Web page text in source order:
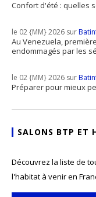
Confort d'été : quelles
le 02 {MM} 2026 sur
Au Venezuela,
endommagés par les
le 02 {MM} 2026 sur
Préparer pour mieux
SALONS BTP ET
Découvrez la liste de
l'habitat à venir en